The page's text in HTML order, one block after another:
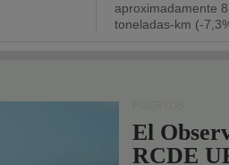
aproximadamente
toneladas-km (-
El
RCDE